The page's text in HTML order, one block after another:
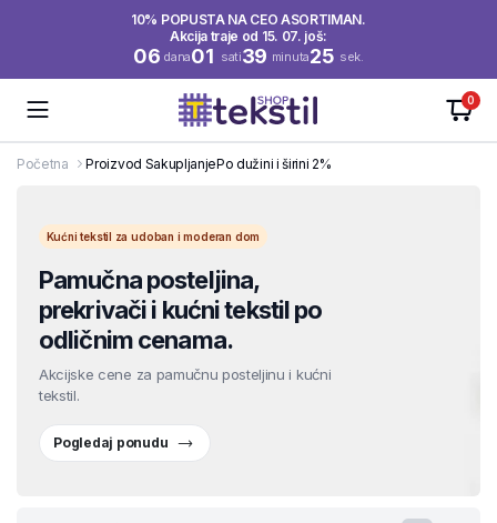
10% POPUSTA NA CEO ASORTIMAN.
Akcija traje od 15. 07. još:
06 dana01 sati39 minuta24 sek.
0
Početna Proizvod SakupljanjePo dužini i širini 2%
Kućni tekstil za udoban i moderan dom
Pamučna posteljina,
prekrivači i kućni tekstil po
odličnim cenama.
Akcijske cene za pamučnu posteljinu i kućni
tekstil.
Pogledaj ponudu